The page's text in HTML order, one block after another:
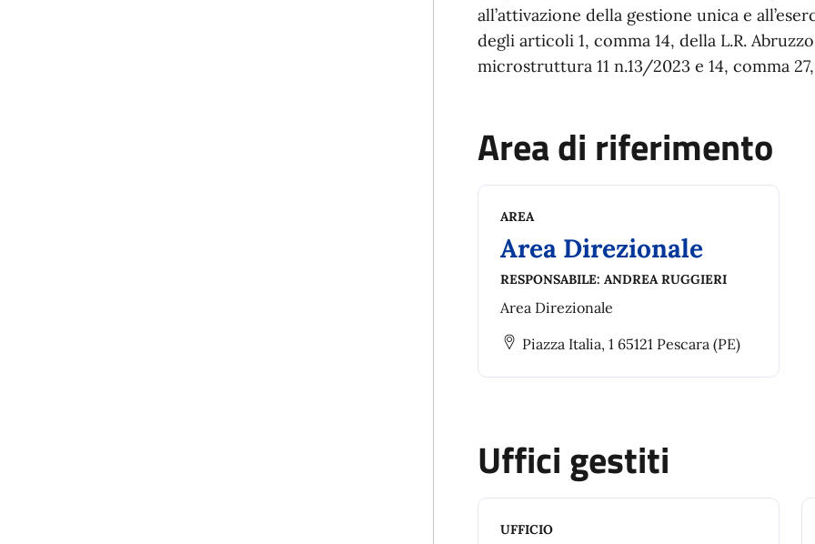
all’attivazione della gestione unica e
degli articoli 1, comma 14, della L.R.
microstruttura 11 n.13/2023 e 14, comma
Area di riferimento
AREA
Area Direzionale
RESPONSABILE: ANDREA RUGGIERI
Area Direzionale
Piazza Italia, 1 65121 Pescara (PE)
Uffici gestiti
UFFICIO